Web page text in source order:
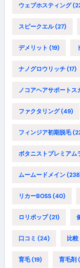
ウェブホスティング
スピークエル(27)
デメリット (19)
ナノグロウリッチ(17)
ノコアヘアサポートス
ファクタリング(49)
フィンジア初期脱毛
ボタニストプレミアム
ムームードメイン
リカーBOSS(40)
ロリポップ(21)
口コミ (24) 比較
育毛(19) 育毛剤